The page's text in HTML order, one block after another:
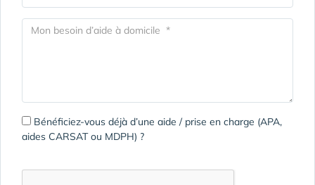
Bénéficiez-vous déjà d’une aide / prise en charge (APA,
aides CARSAT ou MDPH) ?